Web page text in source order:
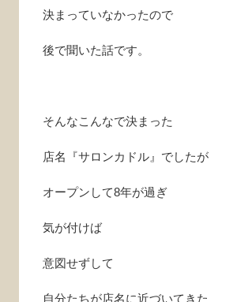
決まっていなかったので
後で聞いた話です。
そんなこんなで決まった
店名『サロンカドル』でしたが
オープンして8年が過ぎ
気が付けば
意図せずして
自分たちが店名に近づいてきた